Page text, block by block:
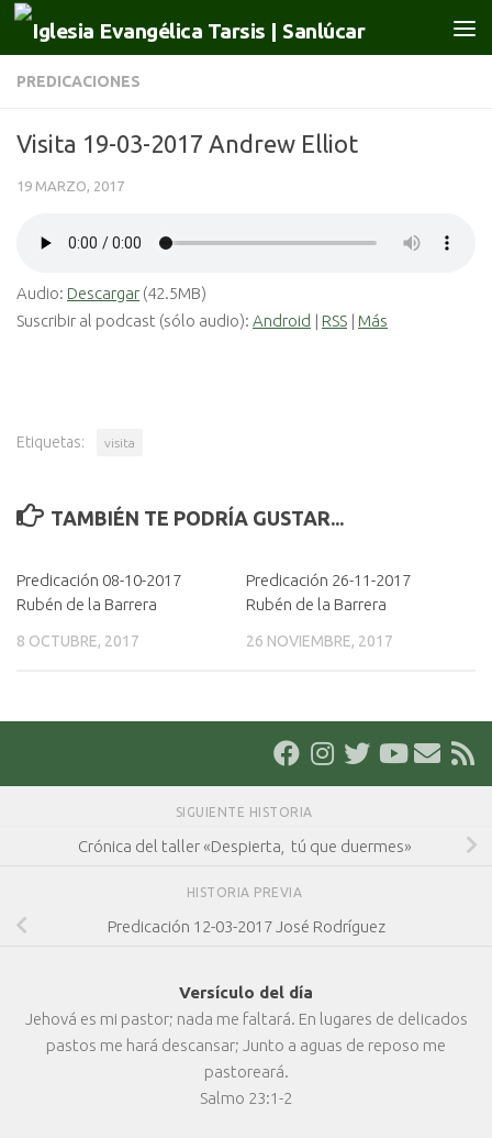
Saltar al contenido
PREDICACIONES
Visita 19-03-2017 Andrew Elliot
19 MARZO, 2017
Audio: Descargar (42.5MB)
Suscribir al podcast (sólo audio): Android | RSS | Más
Etiquetas: visita
TAMBIÉN TE PODRÍA GUSTAR...
Predicación 08-10-2017
Rubén de la Barrera
8 OCTUBRE, 2017
Predicación 26-11-2017
Rubén de la Barrera
26 NOVIEMBRE, 2017
SIGUIENTE HISTORIA
Crónica del taller «Despierta, tú que duermes»
HISTORIA PREVIA
Predicación 12-03-2017 José Rodríguez
Versículo del día
Jehová es mi pastor; nada me faltará. En lugares de delicados
pastos me hará descansar; Junto a aguas de reposo me
pastoreará.
Salmo 23:1-2